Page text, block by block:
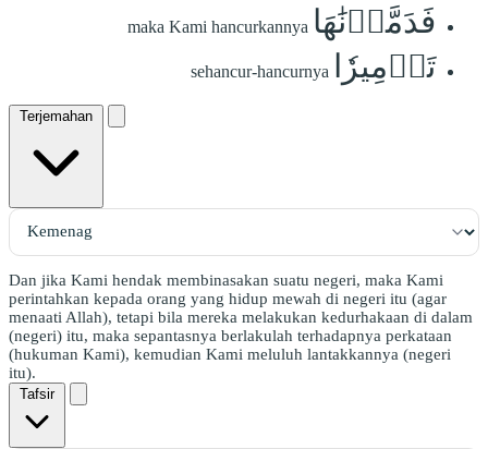
فَدَمَّرۡنَٰهَا maka Kami hancurkannya
تَدۡمِيرٗا sehancur-hancurnya
Terjemahan
Dan jika Kami hendak membinasakan suatu negeri, maka Kami
perintahkan kepada orang yang hidup mewah di negeri itu (agar
menaati Allah), tetapi bila mereka melakukan kedurhakaan di dalam
(negeri) itu, maka sepantasnya berlakulah terhadapnya perkataan
(hukuman Kami), kemudian Kami meluluh lantakkannya (negeri
itu).
Tafsir